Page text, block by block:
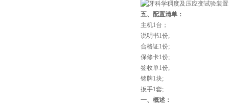
五、配置清单：
主机1台；
说明书1份;
合格证1份;
保修卡1份;
签收单1份;
铭牌1块;
扳手1套;
‌一、概述：